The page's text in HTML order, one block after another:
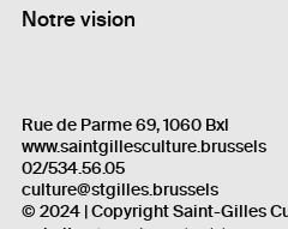
Notre vision
Rue de Parme 69, 1060 Bxl
www.saintgillesculture.brussels
02/534.56.05
culture@stgilles.brussels
© 2024 | Copyright Saint-Gilles